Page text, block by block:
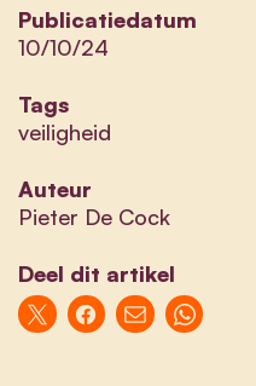
Publicatiedatum
10/10/24
Tags
veiligheid
Auteur
Pieter De Cock
Deel dit artikel